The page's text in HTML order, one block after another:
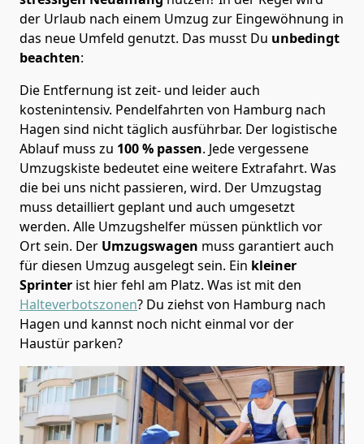
der Urlaub nach einem Umzug zur Eingewöhnung in
das neue Umfeld genutzt. Das musst Du unbedingt
beachten:
Die Entfernung ist zeit- und leider auch
kostenintensiv. Pendelfahrten von Hamburg nach
Hagen sind nicht täglich ausführbar. Der logistische
Ablauf muss zu 100 % passen. Jede vergessene
Umzugskiste bedeutet eine weitere Extrafahrt. Was
die bei uns nicht passieren, wird. Der Umzugstag
muss detailliert geplant und auch umgesetzt
werden. Alle Umzugshelfer müssen pünktlich vor
Ort sein. Der Umzugswagen muss garantiert auch
für diesen Umzug ausgelegt sein. Ein kleiner
Sprinter ist hier fehl am Platz. Was ist mit den
Halteverbotszonen? Du ziehst von Hamburg nach
Hagen und kannst noch nicht einmal vor der
Haustür parken?